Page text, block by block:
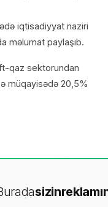
iqtisadiyyat naziri
məlumat paylaşıb.
qaz sektorundan
müqayisədə 20,5%
sizin